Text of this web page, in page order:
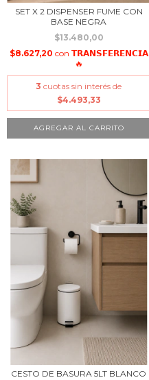
SET X 2 DISPENSER FUME CON
BASE NEGRA
$13.480,00
$8.627,20 con 𝗧𝗥𝗔𝗡𝗦𝗙𝗘𝗥𝗘𝗡𝗖𝗜𝗔
🔥
3 cuotas sin interés de
$4.493,33
CESTO DE BASURA 5LT BLANCO